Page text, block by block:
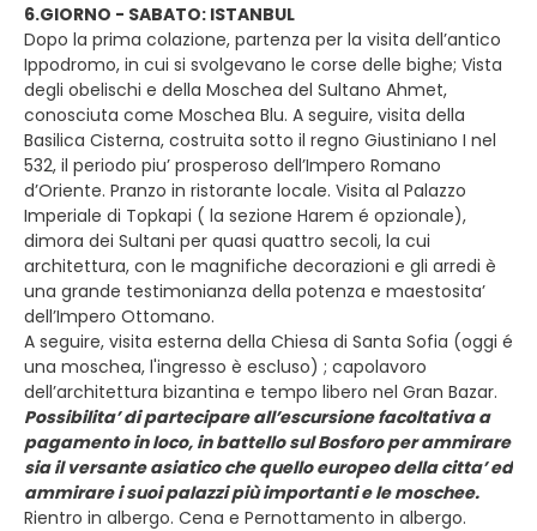
6.GIORNO - SABATO: ISTANBUL
Dopo la prima colazione, partenza per la visita dell’antico
Ippodromo, in cui si svolgevano le corse delle bighe; Vista
degli obelischi e della Moschea del Sultano Ahmet,
conosciuta come Moschea Blu. A seguire, visita della
Basilica Cisterna, costruita sotto il regno Giustiniano I nel
532, il periodo piu’ prosperoso dell’Impero Romano
d’Oriente. Pranzo in ristorante locale. Visita al Palazzo
Imperiale di Topkapi ( la sezione Harem é opzionale),
dimora dei Sultani per quasi quattro secoli, la cui
architettura, con le magnifiche decorazioni e gli arredi è
una grande testimonianza della potenza e maestosita’
dell’Impero Ottomano.
A seguire, visita esterna della Chiesa di Santa Sofia (oggi é
una moschea, l'ingresso è escluso) ; capolavoro
dell’architettura bizantina e tempo libero nel Gran Bazar.
Possibilita’ di partecipare all’escursione facoltativa a
pagamento in loco, in battello sul Bosforo per ammirare
sia il versante asiatico che quello europeo della citta’ ed
ammirare i suoi palazzi più importanti e le moschee.
Rientro in albergo. Cena e Pernottamento in albergo.